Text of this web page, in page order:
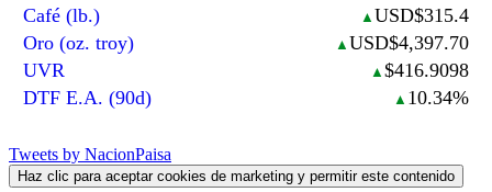
Café (lb.)
▲ USD$315.4
Oro (oz. troy)
▲ USD$4,397.70
UVR
▲ $416.9098
DTF E.A. (90d)
▲ 10.34%
Tweets by NacionPaisa
Haz clic para aceptar cookies de marketing y permitir este contenido